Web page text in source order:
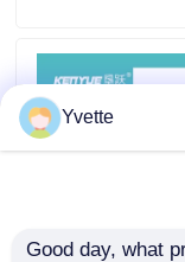
मामले
प्रसूति तालिका
Yvette
Good day, what